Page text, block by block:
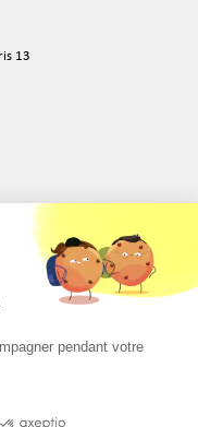
13
pendant votre